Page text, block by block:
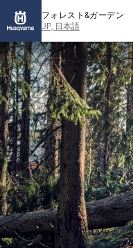
フォレスト&ガーデン
JP, 日本語